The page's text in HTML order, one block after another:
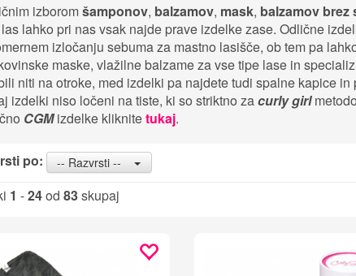
izboromšamponov, balzamov, mask, balzamov brez
lahko pri nas vsak najde prave izdelke zase. Odlične
izločanju sebuma za mastno lasišče, ob tem pa
maske, vlažilne balzame za vse tipe lase in
niti na otroke, med izdelki pa najdete tudi spalne kapice
izdelki niso ločeni na tiste, ki so striktno zacurly girl
CGMizdelke kliknitetukaj.
po: -- Razvrsti --
1 -24od 83skupaj